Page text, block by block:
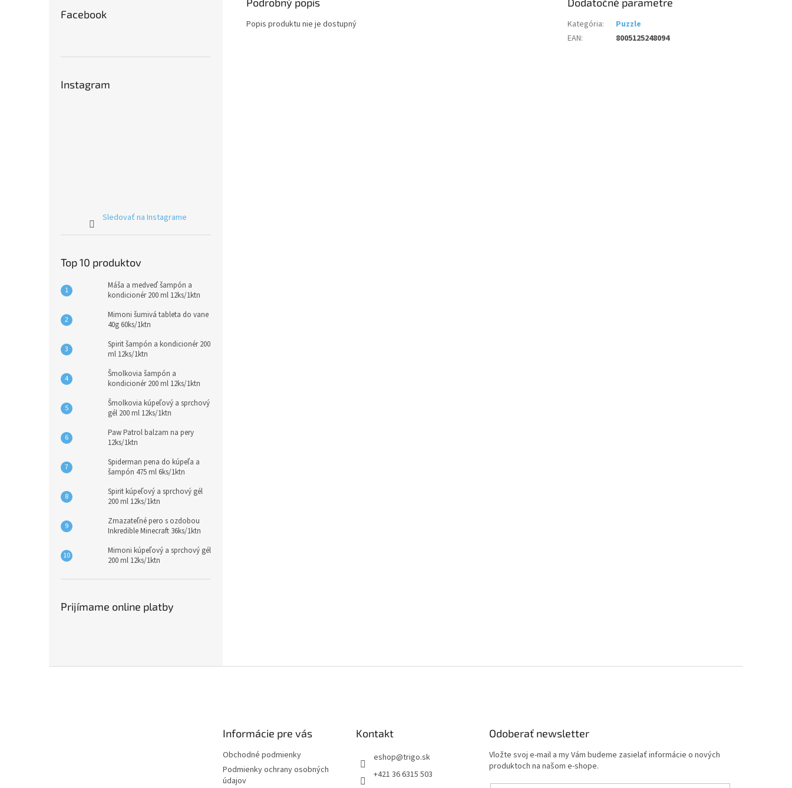
Facebook
Instagram
Sledovať na Instagrame
Top 10 produktov
Máša a medveď šampón a
kondicionér 200 ml 12ks/1ktn
Mimoni šumivá tableta do vane
40g 60ks/1ktn
Spirit šampón a kondicionér 200
ml 12ks/1ktn
Šmolkovia šampón a
kondicionér 200 ml 12ks/1ktn
Šmolkovia kúpeľový a sprchový
gél 200 ml 12ks/1ktn
Paw Patrol balzam na pery
12ks/1ktn
Spiderman pena do kúpeľa a
šampón 475 ml 6ks/1ktn
Spirit kúpeľový a sprchový gél
200 ml 12ks/1ktn
Zmazateľné pero s ozdobou
Inkredible Minecraft 36ks/1ktn
Mimoni kúpeľový a sprchový gél
200 ml 12ks/1ktn
Prijímame online platby
Popis produktu nie je dostupný Kategória:
Puzzle
EAN: 8005125248094
Informácie pre vás
Obchodné podmienky
Podmienky ochrany osobných
údajov
Kontakt
eshop@trigo.sk
+421 36 6315 503
Odoberať newsletter
Vložte svoj e-mail a my Vám budeme zasielať informácie o nových
produktoch na našom e-shope.